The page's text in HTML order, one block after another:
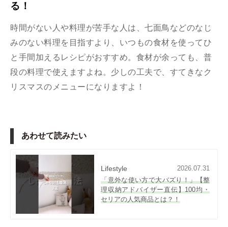
る！
時間がない人や料理が苦手な人は、七面鳥などのなじ
みのない料理を目指すより、いつもの食材を使ってひ
と手間加えるレシピがおすすめ。食材が余っても、普
段の料理で使えますよね。少しの工夫で、すてきなク
リスマスのメニューになりますよ！
あわせて読みたい
Lifestyle
2026.07.31
「意外な使い方で大バズり！」【整
理収納アドバイザー直伝】100均・
セリアの人気商品とは？！